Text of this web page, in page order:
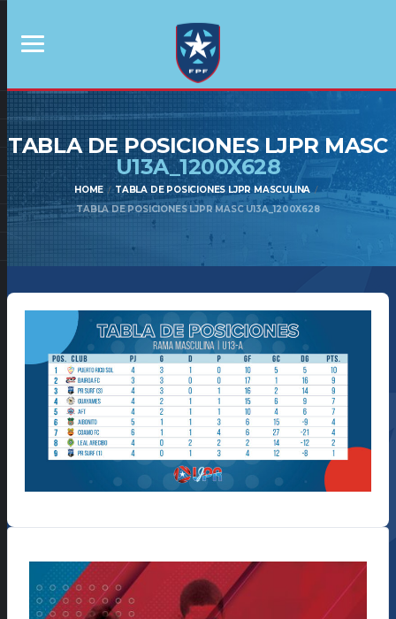
TABLA DE POSICIONES LJPR MASC
U13A_1200X628
HOME
TABLA DE POSICIONES LJPR MASCULINA
TABLA DE POSICIONES LJPR MASC U13A_1200X628